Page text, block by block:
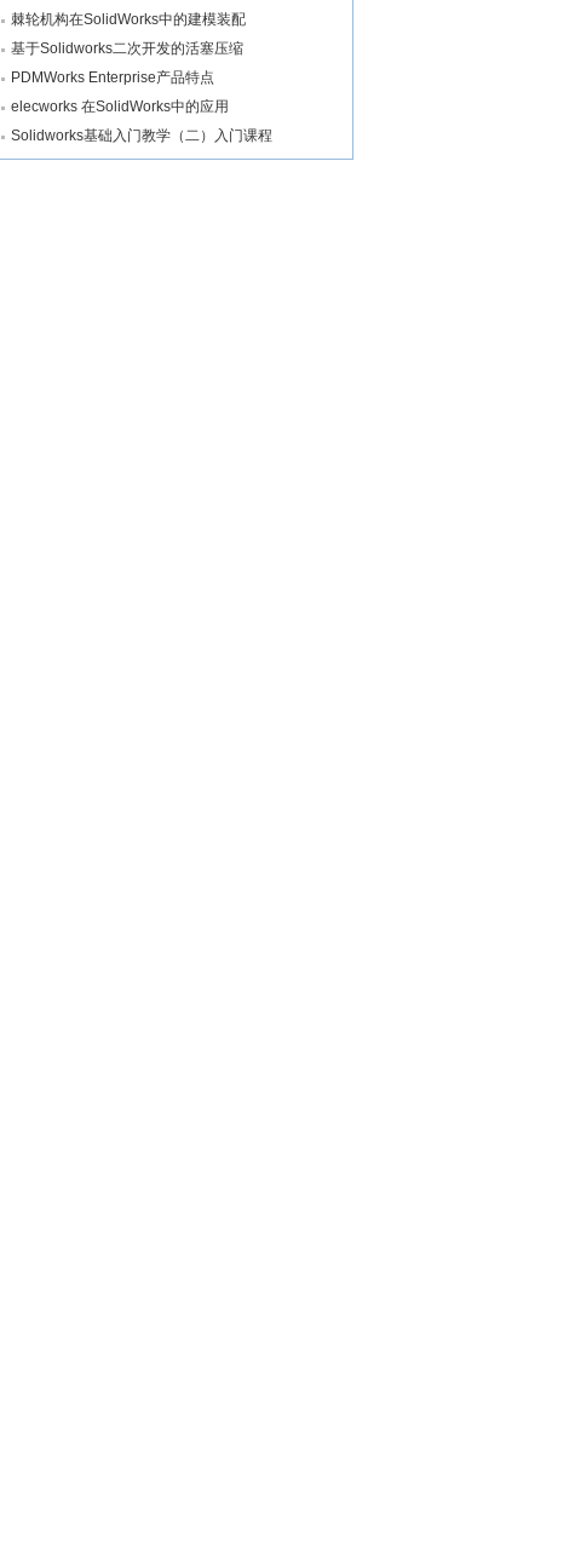
棘轮机构在SolidWorks中的建模装配
基于Solidworks二次开发的活塞压缩
PDMWorks Enterprise产品特点
elecworks 在SolidWorks中的应用
Solidworks基础入门教学（二）入门课程